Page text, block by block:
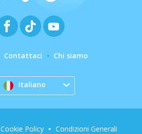
Contattaci Chi siamo
Italiano
Cookie Policy Condizioni Generali